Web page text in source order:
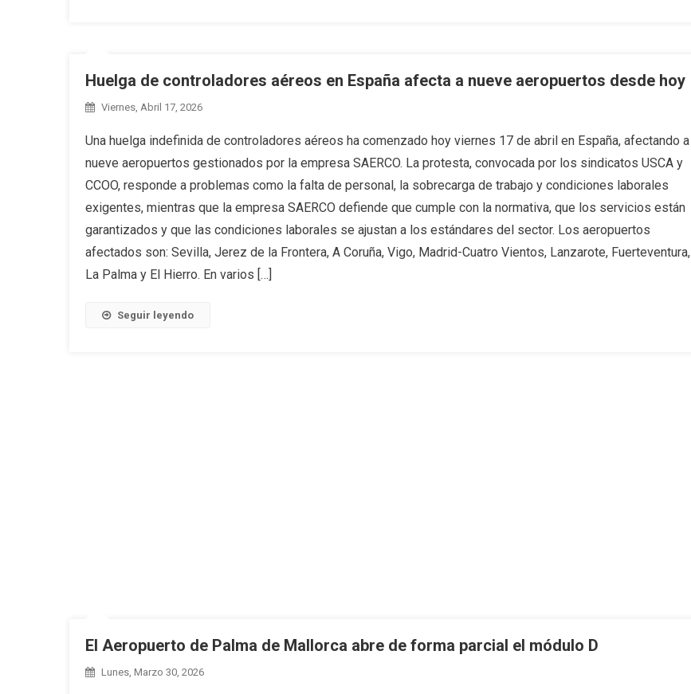
Huelga de controladores aéreos en España afecta a nueve aeropuertos desde hoy
Viernes, Abril 17, 2026
Una huelga indefinida de controladores aéreos ha comenzado hoy viernes 17 de abril en España, afectando a
nueve aeropuertos gestionados por la empresa SAERCO. La protesta, convocada por los sindicatos USCA y
CCOO, responde a problemas como la falta de personal, la sobrecarga de trabajo y condiciones laborales
exigentes, mientras que la empresa SAERCO defiende que cumple con la normativa, que los servicios están
garantizados y que las condiciones laborales se ajustan a los estándares del sector. Los aeropuertos
afectados son: Sevilla, Jerez de la Frontera, A Coruña, Vigo, Madrid-Cuatro Vientos, Lanzarote, Fuerteventura,
La Palma y El Hierro. En varios […]
Seguir leyendo
El Aeropuerto de Palma de Mallorca abre de forma parcial el módulo D
Lunes, Marzo 30, 2026